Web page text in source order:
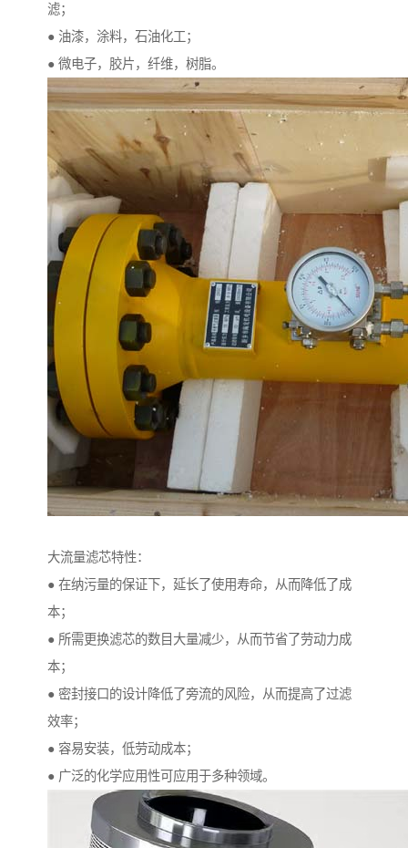
滤；
● 油漆，涂料，石油化工；
● 微电子，胶片，纤维，树脂。
大流量滤芯特性：
● 在纳污量的保证下，延长了使用寿命，从而降低了成
本；
● 所需更换滤芯的数目大量减少，从而节省了劳动力成
本；
● 密封接口的设计降低了旁流的风险，从而提高了过滤
效率；
● 容易安装，低劳动成本；
● 广泛的化学应用性可应用于多种领域。